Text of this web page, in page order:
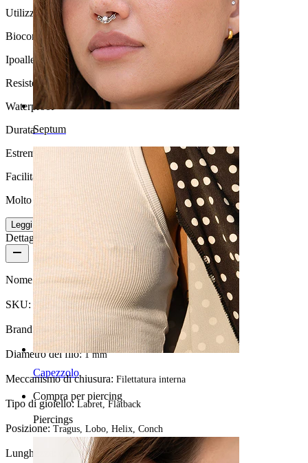
Septum
Capezzolo
Compra per piercing
Piercings
Utilizzo quotidiano
Biocompatibilità
Ipoallergenico
Resistenza all'acqua
Waterproof
Durata
Estremamente durevole
Facilità d'uso
Molto facile
Leggi di più
Dettagli del prodotto
Nome: Labret in titanio con uccellini
SKU: Labret-277
Brand: Bodymod Premium
Diametro del filo:1 mm
Meccanismo di chiusura: Filettatura interna
Tipo di gioiello:Labret, Flatback
Posizione: Tragus, Lobo, Helix, Conch
Lunghezza: 6 mm